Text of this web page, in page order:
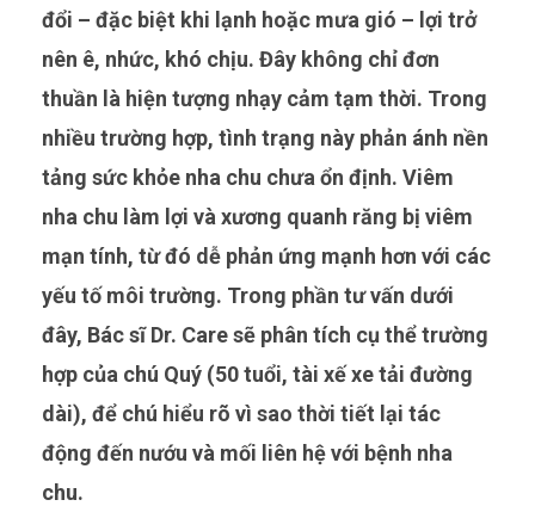
đổi – đặc biệt khi lạnh hoặc mưa gió – lợi trở
nên ê, nhức, khó chịu. Đây không chỉ đơn
thuần là hiện tượng nhạy cảm tạm thời. Trong
nhiều trường hợp, tình trạng này phản ánh nền
tảng sức khỏe nha chu chưa ổn định. Viêm
nha chu làm lợi và xương quanh răng bị viêm
mạn tính, từ đó dễ phản ứng mạnh hơn với các
yếu tố môi trường. Trong phần tư vấn dưới
đây, Bác sĩ Dr. Care sẽ phân tích cụ thể trường
hợp của chú Quý (50 tuổi, tài xế xe tải đường
dài), để chú hiểu rõ vì sao thời tiết lại tác
động đến nướu và mối liên hệ với bệnh nha
chu.